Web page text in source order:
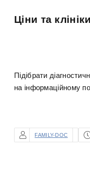
Ціни та клініки
Підібрати
на інформаційному
FAMILY-DOC